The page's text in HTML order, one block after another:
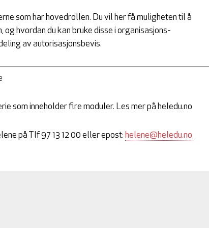
som har hovedrollen. Du vil her få muligheten til å
hvordan du kan bruke disse i organisasjons-
av autorisasjonsbevis.
som inneholder fire moduler. Les mer på heledu.no
på Tlf 97 13 12 00 eller epost: helene@heledu.no